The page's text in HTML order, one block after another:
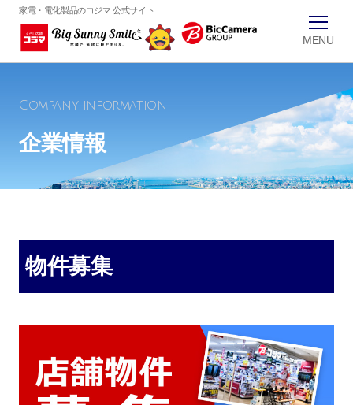
家電・電化製品のコジマ 公式サイト
Company information
企業情報
物件募集